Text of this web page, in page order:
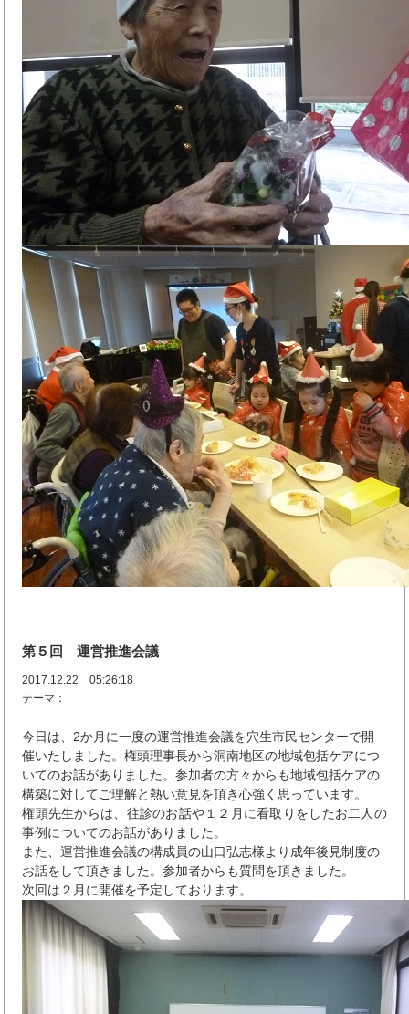
第５回 運営推進会議
2017.12.22 05:26:18
テーマ：
今日は、2か月に一度の運営推進会議を穴生市民センターで開
催いたしました。権頭理事長から洞南地区の地域包括ケアにつ
いてのお話がありました。参加者の方々からも地域包括ケアの
構築に対してご理解と熱い意見を頂き心強く思っています。
権頭先生からは、往診のお話や１２月に看取りをしたお二人の
事例についてのお話がありました。
また、運営推進会議の構成員の山口弘志様より成年後見制度の
お話をして頂きました。参加者からも質問を頂きました。
次回は２月に開催を予定しております。